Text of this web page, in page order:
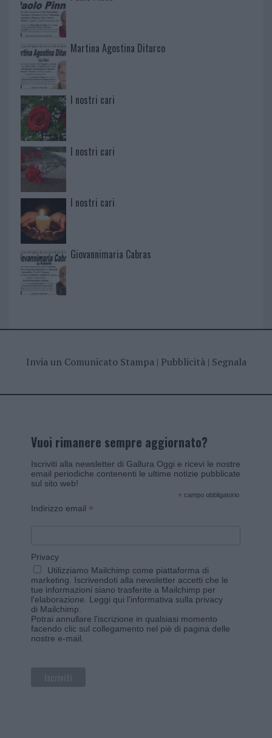
Martina Agostina Diturco
I nostri cari
I nostri cari
I nostri cari
Giovannimaria Cabras
Invia un Comunicato Stampa| Pubblicità| Segnala
Vuoi rimanere sempre aggiornato?
Iscriviti alla newsletter di Gallura Oggi e ricevi le nostre
email periodiche contenenti le ultime notizie pubblicate
sul sito web!
* campo obbligatorio
Indirizzo email *
Privacy
Utilizziamo Mailchimp come piattaforma di
marketing. Iscrivendoti alla newsletter accetti che le
tue informazioni siano trasferite a Mailchimp per
l'elaborazione. Leggi qui l'informativa sulla privacy
di Mailchimp
Potrai annullare l'iscrizione in qualsiasi momento
facendo clic sul collegamento nel piè di pagina delle
nostre e-mail.